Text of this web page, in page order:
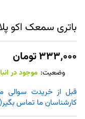
باتری سمعک اکو پلاس مدل
۳۳۳,۰۰۰تومان
وضعیت: موجود در
قبل از خریدت سوالی
کارشناسان ما تماس بگیر(09137076903)